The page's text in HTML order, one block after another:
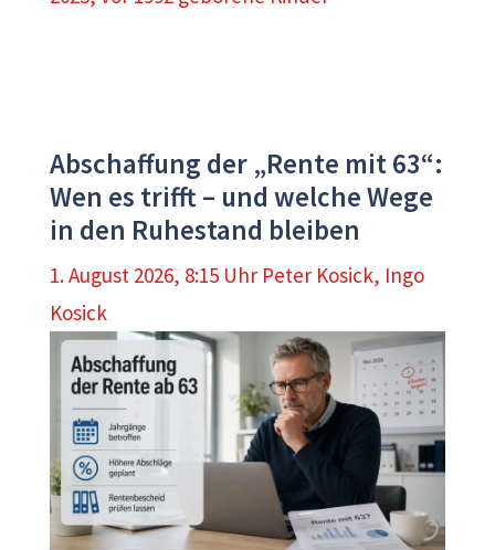
Abschaffung der „Rente mit 63“:
Wen es trifft – und welche Wege
in den Ruhestand bleiben
1. August 2026, 8:15 Uhr Peter Kosick, Ingo
Kosick